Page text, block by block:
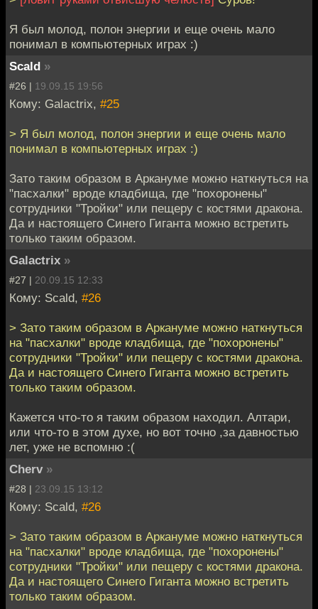
Я был молод, полон энергии и еще очень мало
понимал в компьютерных играх :)
Scald »
#26 | 19.09.15 19:56
Кому: Galactrix, #25
> Я был молод, полон энергии и еще очень мало
понимал в компьютерных играх :)
Зато таким образом в Аркануме можно наткнуться на
"пасхалки" вроде кладбища, где "похоронены"
сотрудники "Тройки" или пещеру с костями дракона.
Да и настоящего Синего Гиганта можно встретить
только таким образом.
Galactrix »
#27 | 20.09.15 12:33
Кому: Scald, #26
> Зато таким образом в Аркануме можно наткнуться
на "пасхалки" вроде кладбища, где "похоронены"
сотрудники "Тройки" или пещеру с костями дракона.
Да и настоящего Синего Гиганта можно встретить
только таким образом.
Кажется что-то я таким образом находил. Алтари,
или что-то в этом духе, но вот точно ,за давностью
лет, уже не вспомню :(
Cherv »
#28 | 23.09.15 13:12
Кому: Scald, #26
> Зато таким образом в Аркануме можно наткнуться
на "пасхалки" вроде кладбища, где "похоронены"
сотрудники "Тройки" или пещеру с костями дракона.
Да и настоящего Синего Гиганта можно встретить
только таким образом.